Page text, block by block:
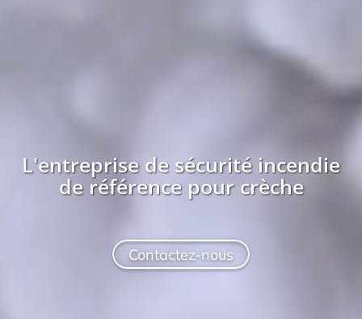
L'entreprise de sécurité incendie
de référence pour crèche
Contactez-nous